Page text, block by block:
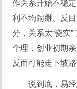
作关系开始不稳
利不均闹掰、反
分，关系太“瓷实
个理，创业初期
反而可能走下坡路
说到底，易